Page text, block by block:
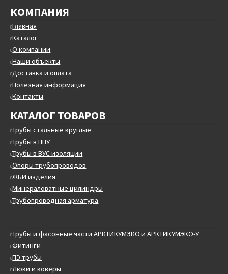
КОМПАНИЯ
Главная
Каталог
О компании
Наши объекты
Доставка и оплата
Полезная информация
Контакты
КАТАЛОГ ТОВАРОВ
Трубы стальные круглые
Трубы в ППУ
Трубы в ВУС изоляции
Опоры трубопроводов
ЖБИ изделия
Минераловатные цилиндры
Трубопроводная арматура
Трубы и фасонные части АРКТИКУМЭКО и АРКТИКУМЭКО-У
Фитинги
ПЭ трубы
Люки и коверы